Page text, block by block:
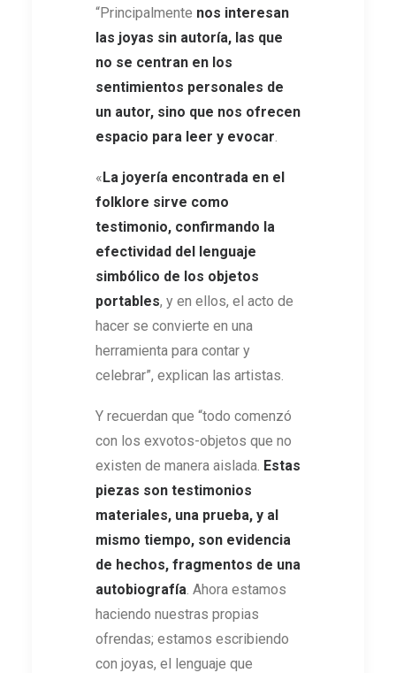
“Principalmente nos interesan
las joyas sin autoría, las que
no se centran en los
sentimientos personales de
un autor, sino que nos ofrecen
espacio para leer y evocar.
«La joyería encontrada en el
folklore sirve como
testimonio, confirmando la
efectividad del lenguaje
simbólico de los objetos
portables, y en ellos, el acto de
hacer se convierte en una
herramienta para contar y
celebrar”, explican las artistas.
Y recuerdan que “todo comenzó
con los exvotos-objetos que no
existen de manera aislada. Estas
piezas son testimonios
materiales, una prueba, y al
mismo tiempo, son evidencia
de hechos, fragmentos de una
autobiografía. Ahora estamos
haciendo nuestras propias
ofrendas; estamos escribiendo
con joyas, el lenguaje que